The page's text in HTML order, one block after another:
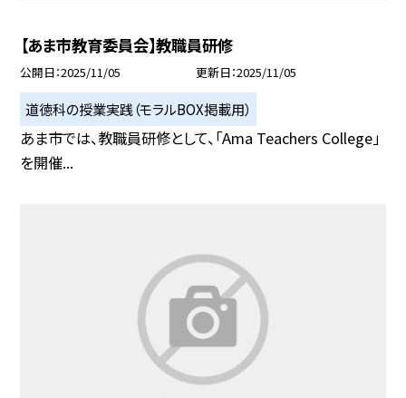
【あま市教育委員会】教職員研修
公開日 2025/11/05 更新日 2025/11/05
道徳科の授業実践（モラルBOX掲載用）
あま市では、教職員研修として、「Ama Teachers College」
を開催...